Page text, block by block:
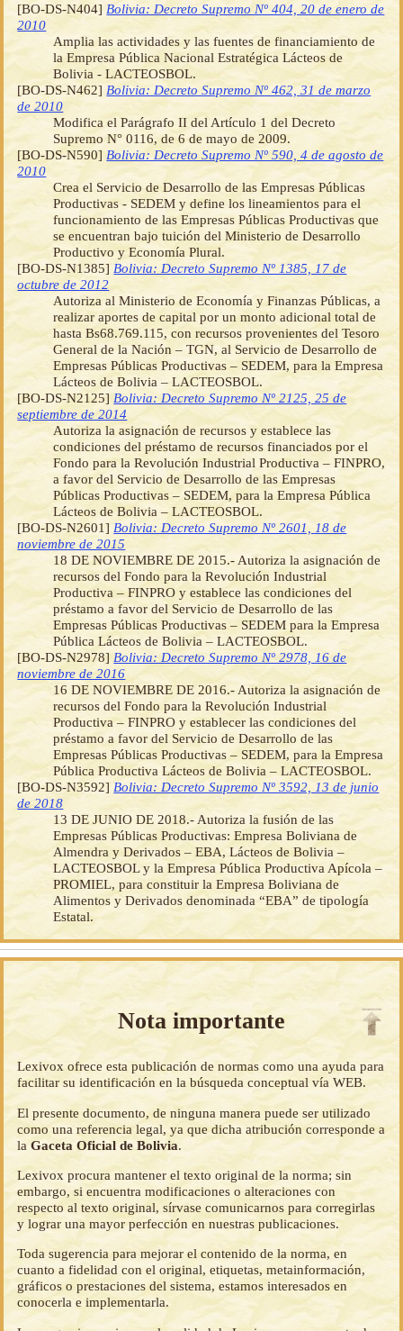
[BO-DS-N404] Bolivia: Decreto Supremo Nº 404, 20 de enero de
2010
Amplia las actividades y las fuentes de financiamiento de
la Empresa Pública Nacional Estratégica Lácteos de
Bolivia - LACTEOSBOL.
[BO-DS-N462] Bolivia: Decreto Supremo Nº 462, 31 de marzo
de 2010
Modifica el Parágrafo II del Artículo 1 del Decreto
Supremo N° 0116, de 6 de mayo de 2009.
[BO-DS-N590] Bolivia: Decreto Supremo Nº 590, 4 de agosto de
2010
Crea el Servicio de Desarrollo de las Empresas Públicas
Productivas - SEDEM y define los lineamientos para el
funcionamiento de las Empresas Públicas Productivas que
se encuentran bajo tuición del Ministerio de Desarrollo
Productivo y Economía Plural.
[BO-DS-N1385] Bolivia: Decreto Supremo Nº 1385, 17 de
octubre de 2012
Autoriza al Ministerio de Economía y Finanzas Públicas, a
realizar aportes de capital por un monto adicional total de
hasta Bs68.769.115, con recursos provenientes del Tesoro
General de la Nación – TGN, al Servicio de Desarrollo de
Empresas Públicas Productivas – SEDEM, para la Empresa
Lácteos de Bolivia – LACTEOSBOL.
[BO-DS-N2125] Bolivia: Decreto Supremo Nº 2125, 25 de
septiembre de 2014
Autoriza la asignación de recursos y establece las
condiciones del préstamo de recursos financiados por el
Fondo para la Revolución Industrial Productiva – FINPRO,
a favor del Servicio de Desarrollo de las Empresas
Públicas Productivas – SEDEM, para la Empresa Pública
Lácteos de Bolivia – LACTEOSBOL.
[BO-DS-N2601] Bolivia: Decreto Supremo Nº 2601, 18 de
noviembre de 2015
18 DE NOVIEMBRE DE 2015.- Autoriza la asignación de
recursos del Fondo para la Revolución Industrial
Productiva – FINPRO y establece las condiciones del
préstamo a favor del Servicio de Desarrollo de las
Empresas Públicas Productivas – SEDEM para la Empresa
Pública Lácteos de Bolivia – LACTEOSBOL.
[BO-DS-N2978] Bolivia: Decreto Supremo Nº 2978, 16 de
noviembre de 2016
16 DE NOVIEMBRE DE 2016.- Autoriza la asignación de
recursos del Fondo para la Revolución Industrial
Productiva – FINPRO y establecer las condiciones del
préstamo a favor del Servicio de Desarrollo de las
Empresas Públicas Productivas – SEDEM, para la Empresa
Pública Productiva Lácteos de Bolivia – LACTEOSBOL.
[BO-DS-N3592] Bolivia: Decreto Supremo Nº 3592, 13 de junio
de 2018
13 DE JUNIO DE 2018.- Autoriza la fusión de las
Empresas Públicas Productivas: Empresa Boliviana de
Almendra y Derivados – EBA, Lácteos de Bolivia –
LACTEOSBOL y la Empresa Pública Productiva Apícola –
PROMIEL, para constituir la Empresa Boliviana de
Alimentos y Derivados denominada “EBA” de tipología
Estatal.
Nota importante
Lexivox ofrece esta publicación de normas como una ayuda para
facilitar su identificación en la búsqueda conceptual vía WEB.
El presente documento, de ninguna manera puede ser utilizado
como una referencia legal, ya que dicha atribución corresponde a
laGaceta Oficial de Bolivia.
Lexivox procura mantener el texto original de la norma; sin
embargo, si encuentra modificaciones o alteraciones con
respecto al texto original, sírvase comunicarnos para corregirlas
y lograr una mayor perfección en nuestras publicaciones.
Toda sugerencia para mejorar el contenido de la norma, en
cuanto a fidelidad con el original, etiquetas, metainformación,
gráficos o prestaciones del sistema, estamos interesados en
conocerla e implementarla.